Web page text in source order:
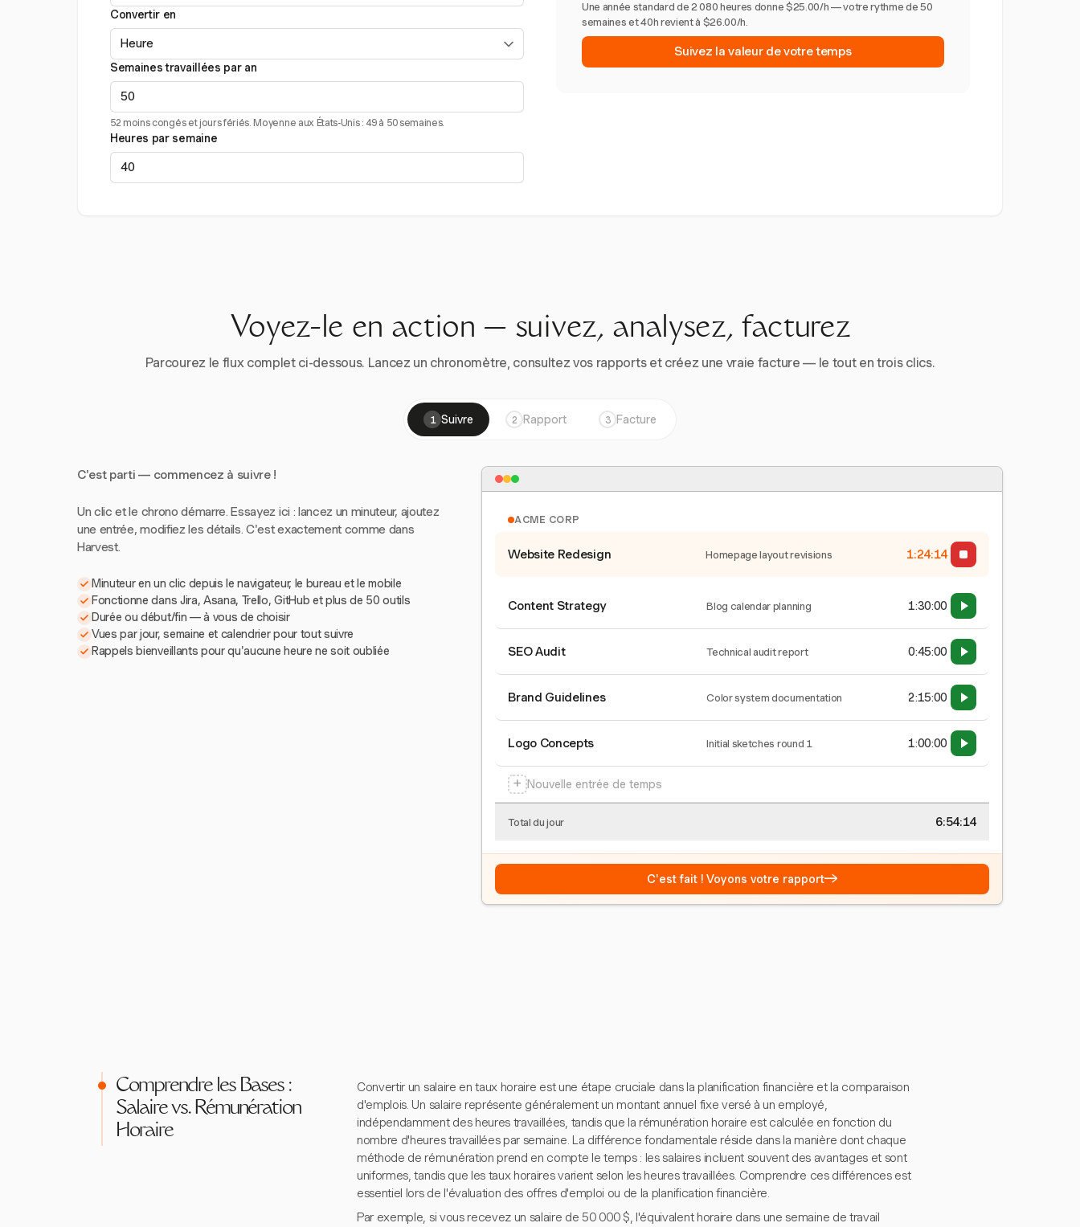
Convertir en
Semaines travaillées par an
52 moins congés et jours fériés. Moyenne aux États-Unis : 49 à 50 semaines.
Heures par semaine
Une année standard de 2 080 heures donne $25.00/h — votre rythme de 50
semaines et 40h revient à $26.00/h.
Suivez la valeur de votre temps
Voyez-le en action — suivez, analysez, facturez
Parcourez le flux complet ci-dessous. Lancez un chronomètre, consultez vos rapports et créez une vraie facture — le tout en trois clics.
1 Suivre 2 Rapport 3 Facture
C'est parti — commencez à suivre !
Un clic et le chrono démarre. Essayez ici : lancez un minuteur, ajoutez
une entrée, modifiez les détails. C'est exactement comme dans
Harvest.
Minuteur en un clic depuis le navigateur, le bureau et le mobile
Fonctionne dans Jira, Asana, Trello, GitHub et plus de 50 outils
Durée ou début/fin — à vous de choisir
Vues par jour, semaine et calendrier pour tout suivre
Rappels bienveillants pour qu'aucune heure ne soit oubliée
ACME CORP
Website Redesign Homepage layout revisions 1:24:15
Content Strategy Blog calendar planning 1:30:00
SEO Audit Technical audit report 0:45:00
Brand Guidelines Color system documentation 2:15:00
Logo Concepts Initial sketches round 1 1:00:00
+ Nouvelle entrée de temps
Total du jour 6:54:15
C'est fait ! Voyons votre rapport→
Comprendre les Bases :
Salaire vs. Rémunération
Horaire
Convertir un salaire en taux horaire est une étape cruciale dans la planification financière et la comparaison
d'emplois. Un salaire représente généralement un montant annuel fixe versé à un employé,
indépendamment des heures travaillées, tandis que la rémunération horaire est calculée en fonction du
nombre d'heures travaillées par semaine. La différence fondamentale réside dans la manière dont chaque
méthode de rémunération prend en compte le temps : les salaires incluent souvent des avantages et sont
uniformes, tandis que les taux horaires varient selon les heures travaillées. Comprendre ces différences est
essentiel lors de l'évaluation des offres d'emploi ou de la planification financière.
Par exemple, si vous recevez un salaire de 50 000 $, l'équivalent horaire dans une semaine de travail